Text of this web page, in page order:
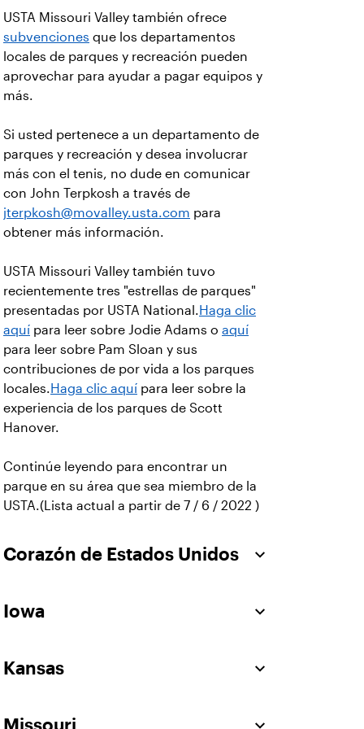
USTA Missouri Valley también ofrece
subvenciones que los departamentos
locales de parques y recreación pueden
aprovechar para ayudar a pagar equipos y
más.
Si usted pertenece a un departamento de
parques y recreación y desea involucrar
más con el tenis, no dude en comunicar
con John Terpkosh a través de
jterpkosh@movalley.usta.com para
obtener más información.
USTA Missouri Valley también tuvo
recientemente tres "estrellas de parques"
presentadas por USTA National.Haga clic
aquí para leer sobre Jodie Adams o aquí
para leer sobre Pam Sloan y sus
contribuciones de por vida a los parques
locales.Haga clic aquí para leer sobre la
experiencia de los parques de Scott
Hanover.
Continúe leyendo para encontrar un
parque en su área que sea miembro de la
USTA.(Lista actual a partir de 7 / 6 / 2022 )
Corazón de Estados Unidos
Iowa
Kansas
Missouri